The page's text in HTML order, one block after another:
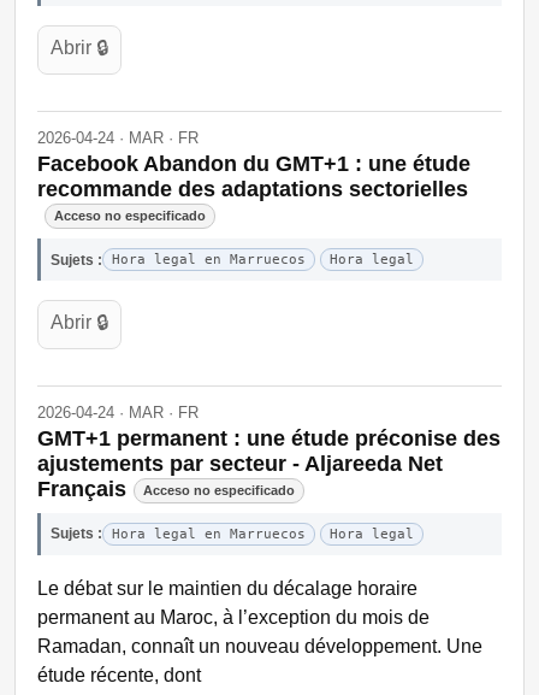
Abrir 🔒
2026-04-24 · MAR · FR
Facebook Abandon du GMT+1 : une étude
recommande des adaptations sectorielles
Acceso no especificado
Sujets : Hora legal en Marruecos Hora legal
Abrir 🔒
2026-04-24 · MAR · FR
GMT+1 permanent : une étude préconise des
ajustements par secteur - Aljareeda Net
Français
Acceso no especificado
Sujets : Hora legal en Marruecos Hora legal
Le débat sur le maintien du décalage horaire
permanent au Maroc, à l’exception du mois de
Ramadan, connaît un nouveau développement. Une
étude récente, dont